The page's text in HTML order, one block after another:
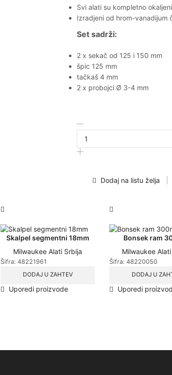
Svi alati su kompletno
Izradjeni od hrom-vanadijum
Set sadrži:
2 x sekač od 125 i 150 mm
špic 125 mm
tačkaš 4 mm
2 x probojci Ø 3-4 mm
Dodaj na listu želja
Skalpel segmentni 18mm
Milwaukee Alati Srbija
Šifra: 48221961
DODAJ U ZAHTEV
Uporedi proizvode
Bonsek ram
Milwaukee
Šifra: 48220050
DODAJ U
Uporedi